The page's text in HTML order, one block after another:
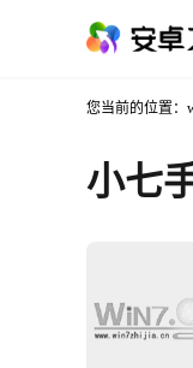
您当前的位置：
小七